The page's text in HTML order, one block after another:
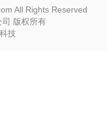
All Rights Reserved
司 版权所有
技